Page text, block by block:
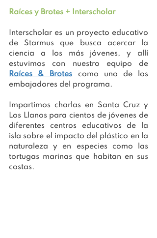
Raíces y Brotes + Interscholar
Interscholar es un proyecto educativo
de Starmus que busca acercar la
ciencia a los más jóvenes, y allí
Raíces & Brotes como uno de los
embajadores del programa.
Impartimos charlas en Santa Cruz y
Los Llanos para cientos de jóvenes de
diferentes centros educativos de la
isla sobre el impacto del plástico en la
naturaleza y en especies como las
tortugas marinas que habitan en sus
costas.